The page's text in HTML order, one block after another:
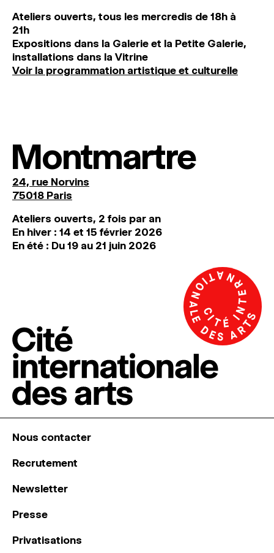
Ateliers ouverts, tous les mercredis de 18h à
21h
Expositions dans la Galerie et la Petite Galerie,
installations dans la Vitrine
Voir la programmation artistique et culturelle
Montmartre
24, rue Norvins
75018 Paris
Ateliers ouverts, 2 fois par an
En hiver : 14 et 15 février 2026
En été : Du 19 au 21 juin 2026
Nous contacter
Recrutement
Newsletter
Presse
Privatisations